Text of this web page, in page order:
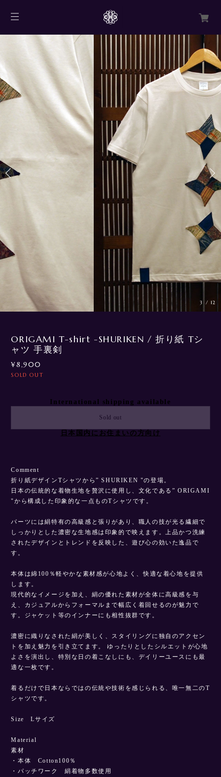
3 / 12
ORIGAMI T-shirt -SHURIKEN / 折り紙 Tシ
ャツ 手裏剣
¥8,900
SOLD OUT
International shipping available
Sold out
日本国内にお住まいの方向け
Comment
折り紙デザインTシャツから” SHURIKEN "の登場。
日本の伝統的な着物生地を贅沢に使用し、文化である” ORIGAMI
"から構成した印象的な一点ものTシャツです。
パーツには絹特有の高級感と張りがあり、職人の技が光る繊細で
しっかりとした濃密な生地感は印象的で映えます。上品かつ洗練
されたデザインとトレンドを反映した、遊び心の効いた逸品で
す。
本体は綿100％軽やかな素材感が心地よく、快適な着心地を提供
します。
現代的なイメージを加え、絹の優れた素材が全体に高級感を与
え、カジュアルからフォーマルまで幅広く着回せるのが魅力で
す。ジャケット等のインナーにも相性抜群です。
濃密に織りなされた絹が美しく、スタイリングに独自のアクセン
トを加え魅力を引き立てます。 ゆったりとしたシルエットが心地
よさを演出し、特別な日の着こなしにも、デイリーユースにも最
適な一枚です。
着るだけで日本ならではの伝統や技術を感じられる、唯一無二のT
シャツです。
Size Lサイズ
Material
素材
・本体 Cotton100％
・パッチワーク 絹着物多数使用